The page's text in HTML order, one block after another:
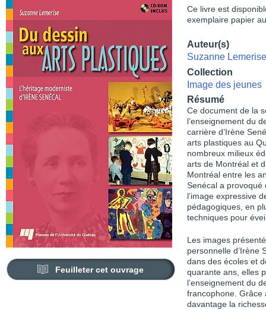
Feuilleter cet ouvrage
Ce livre est
exemplaire papier
Auteur(s)
Suzanne Lemerise
Collection
Image des jeunes
Résumé
Ce document de la
l’enseignement du
carrière d’Irène
arts plastiques au
nombreux milieux
arts de Montréal et
Montréal entre les
Senécal a provoqué
l’image expressive
pédagogiques, en
techniques pour
Les images
personnelle d’Irène
dans des écoles et
quarante ans, elles
l’enseignement du
francophone. Grâce
davantage la